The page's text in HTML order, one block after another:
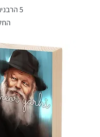
5 הרבנים על רקע ענני